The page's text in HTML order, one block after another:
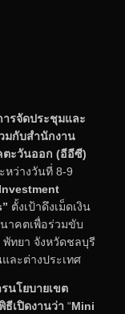
ารจัดประชุมและ
มกับสำนักงาน
ะวันออก (อีอีซี)
หว่างวันที่ 8-9
ตั้งเป้าดึงเม็ดเงิน
าคตเพื่อร่วมขับ
ทยา จังหวัดชลบุรี
ละต่างประเทศ
นโยบายเขต
เปิดงานว่า “Mini